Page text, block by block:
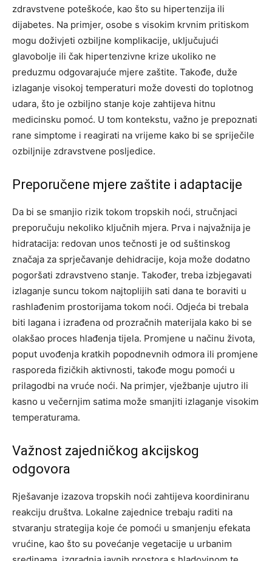
zdravstvene poteškoće, kao što su hipertenzija ili
dijabetes. Na primjer, osobe s visokim krvnim pritiskom
mogu doživjeti ozbiljne komplikacije, uključujući
glavobolje ili čak hipertenzivne krize ukoliko ne
preduzmu odgovarajuće mjere zaštite. Takođe, duže
izlaganje visokoj temperaturi može dovesti do toplotnog
udara, što je ozbiljno stanje koje zahtijeva hitnu
medicinsku pomoć. U tom kontekstu, važno je prepoznati
rane simptome i reagirati na vrijeme kako bi se spriječile
ozbiljnije zdravstvene posljedice.
Preporučene mjere zaštite i adaptacije
Da bi se smanjio rizik tokom tropskih noći, stručnjaci
preporučuju nekoliko ključnih mjera. Prva i najvažnija je
hidratacija: redovan unos tečnosti je od suštinskog
značaja za sprječavanje dehidracije, koja može dodatno
pogoršati zdravstveno stanje. Također, treba izbjegavati
izlaganje suncu tokom najtoplijih sati dana te boraviti u
rashlađenim prostorijama tokom noći. Odjeća bi trebala
biti lagana i izrađena od prozračnih materijala kako bi se
olakšao proces hlađenja tijela. Promjene u načinu života,
poput uvođenja kratkih popodnevnih odmora ili promjene
rasporeda fizičkih aktivnosti, takođe mogu pomoći u
prilagodbi na vruće noći. Na primjer, vježbanje ujutro ili
kasno u večernjim satima može smanjiti izlaganje visokim
temperaturama.
Važnost zajedničkog akcijskog
odgovora
Rješavanje izazova tropskih noći zahtijeva koordiniranu
reakciju društva. Lokalne zajednice trebaju raditi na
stvaranju strategija koje će pomoći u smanjenju efekata
vrućine, kao što su povećanje vegetacije u urbanim